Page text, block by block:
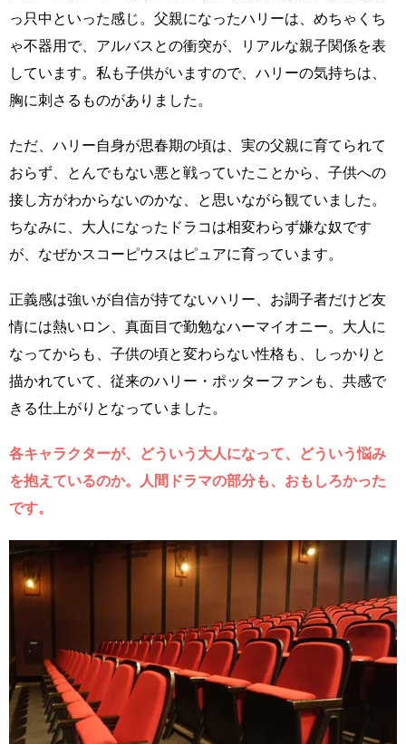
っ只中といった感じ。父親になったハリーは、めちゃくち
ゃ不器用で、アルバスとの衝突が、リアルな親子関係を表
しています。私も子供がいますので、ハリーの気持ちは、
胸に刺さるものがありました。
ただ、ハリー自身が思春期の頃は、実の父親に育てられて
おらず、とんでもない悪と戦っていたことから、子供への
接し方がわからないのかな、と思いながら観ていました。
ちなみに、大人になったドラコは相変わらず嫌な奴です
が、なぜかスコーピウスはピュアに育っています。
正義感は強いが自信が持てないハリー、お調子者だけど友
情には熱いロン、真面目で勤勉なハーマイオニー。大人に
なってからも、子供の頃と変わらない性格も、しっかりと
描かれていて、従来のハリー・ポッターファンも、共感で
きる仕上がりとなっていました。
各キャラクターが、どういう大人になって、どういう悩み
を抱えているのか。人間ドラマの部分も、おもしろかった
です。